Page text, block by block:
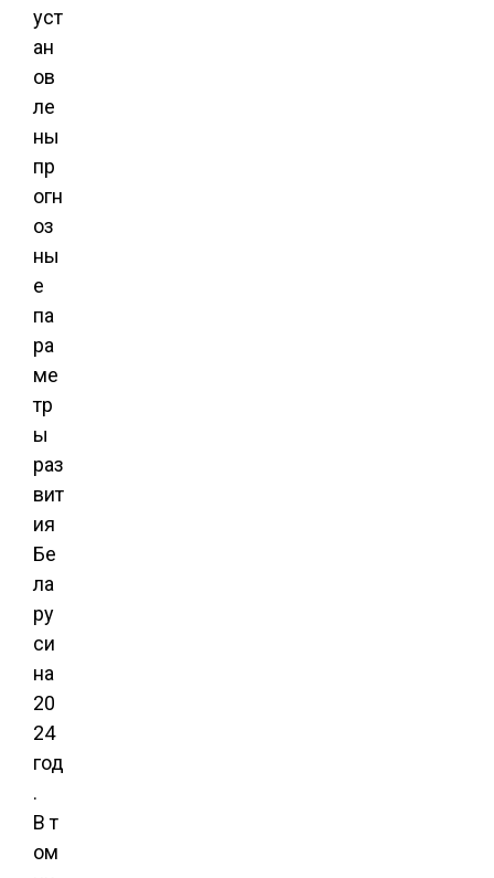
уст
ан
ов
ле
ны
пр
огн
оз
ны
е
па
ра
ме
тр
ы
раз
вит
ия
Бе
ла
ру
си
на
20
24
год
.
В т
ом